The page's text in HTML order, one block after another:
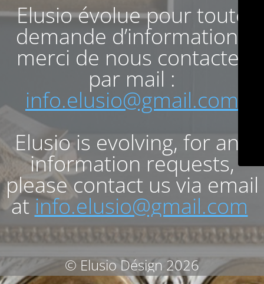
Elusio évolue pour toute
demande d’informations
merci de nous contacter
par mail :
info.elusio@gmail.com
Elusio is evolving, for any
information requests,
please contact us via email
at info.elusio@gmail.com
© Elusio Désign 2026